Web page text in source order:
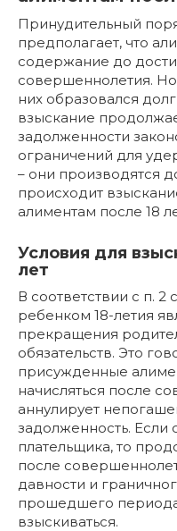
Принудительный
предполагает, что
содержание до
совершеннолетия.
них образовался
взыскание
задолженности
ограничений для
– они производятся
происходит
алиментам после 18
Условия для
лет
В соответствии с п. 2
ребенком 18-летия
прекращения
обязательств. Это
присужденные
начисляться после
аннулирует
задолженность. Если
плательщика, то
после
давности и
прошедшего
взыскиваться.